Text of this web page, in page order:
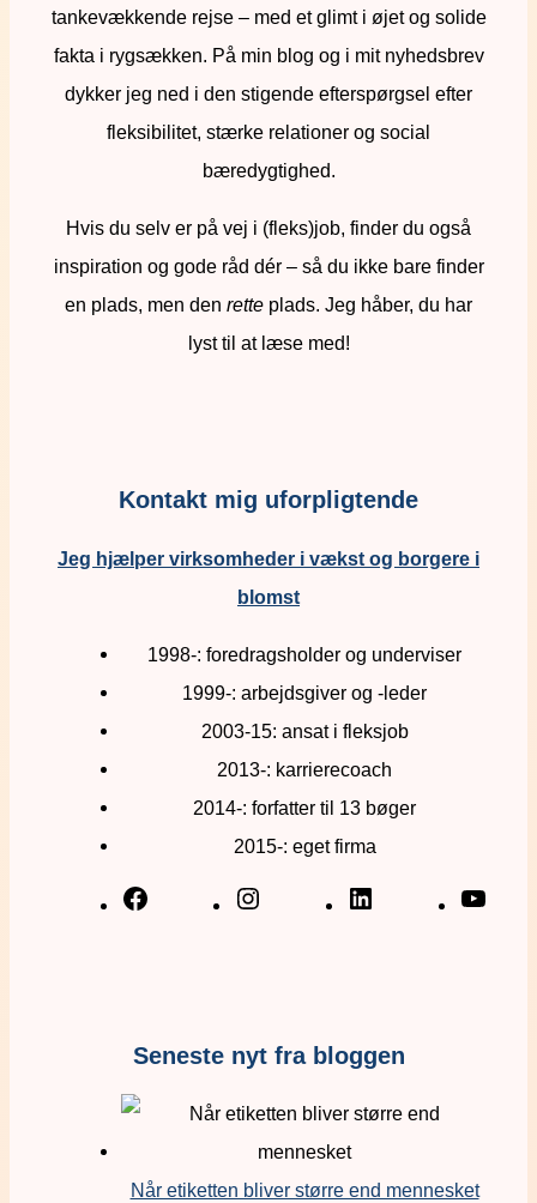
tankevækkende rejse – med et glimt i øjet og solide
fakta i rygsækken. På min blog og i mit nyhedsbrev
dykker jeg ned i den stigende efterspørgsel efter
fleksibilitet, stærke relationer og social
bæredygtighed.
Hvis du selv er på vej i (fleks)job, finder du også
inspiration og gode råd dér – så du ikke bare finder
en plads, men den rette plads. Jeg håber, du har
lyst til at læse med!
Kontakt mig uforpligtende
Jeg hjælper virksomheder i vækst og borgere i
blomst
1998-: foredragsholder og underviser
1999-: arbejdsgiver og -leder
2003-15: ansat i fleksjob
2013-: karrierecoach
2014-: forfatter til 13 bøger
2015-: eget firma
Seneste nyt fra bloggen
Når etiketten bliver større end mennesket